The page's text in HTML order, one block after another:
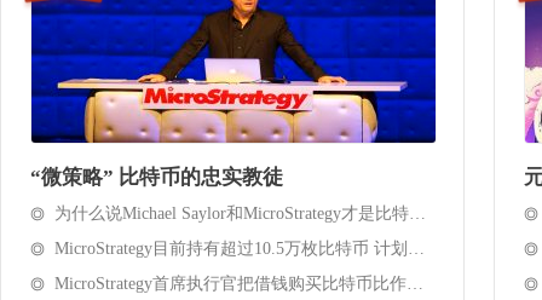
“微策略” 比特币的忠实教徒
为什么说Michael Saylor和MicroStrategy才是比特币最大的风险？
MicroStrategy目前持有超过10.5万枚比特币 计划继续积累比特币
MicroStrategy首席执行官把借钱购买比特币比作早期投资Facebook